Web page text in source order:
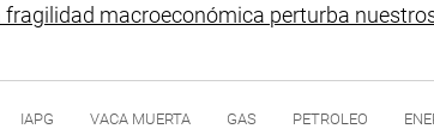
fragilidad macroeconómica perturba
IAPG VACA MUERTA GAS PETROLEO